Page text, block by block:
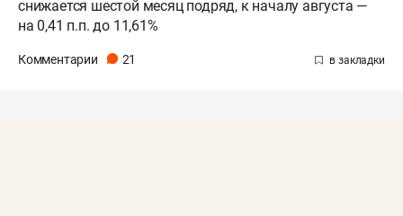
снижается шестой месяц подряд, к началу августа —
на 0,41 п.п. до 11,61%
Комментарии 21